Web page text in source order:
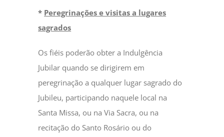
* Peregrinações e visitas a lugares
sagrados
Os fiéis poderão obter a Indulgência
Jubilar quando se dirigirem em
peregrinação a qualquer lugar sagrado do
Jubileu, participando naquele local na
Santa Missa, ou na Via Sacra, ou na
recitação do Santo Rosário ou do